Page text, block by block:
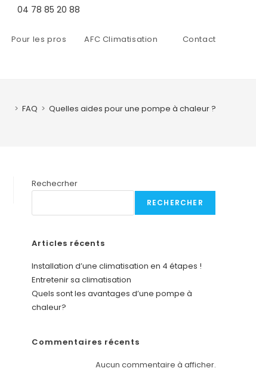
04 78 85 20 88
Pour les pros AFC Climatisation Contact
> FAQ > Quelles aides pour une pompe à chaleur ?
Rechecrher
RECHERCHER
Articles récents
Installation d’une climatisation en 4 étapes !
Entretenir sa climatisation
Quels sont les avantages d’une pompe à
chaleur?
Commentaires récents
Aucun commentaire à afficher.